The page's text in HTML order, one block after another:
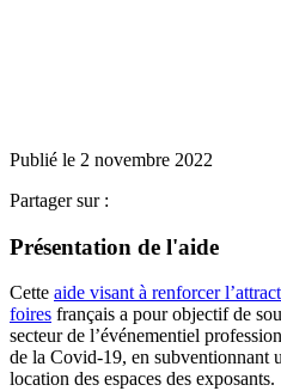
Publié le 2 novembre 2022
Partager sur :
Présentation de l'aide
Cette aide visant à renforcer
foires français a pour objectif de
secteur de l’événementiel
de la Covid-19, en subventionnant
location des espaces des exposants.